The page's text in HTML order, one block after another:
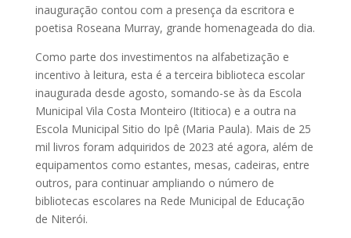
inauguração contou com a presença da escritora e
poetisa Roseana Murray, grande homenageada do dia.
Como parte dos investimentos na alfabetização e
incentivo à leitura, esta é a terceira biblioteca escolar
inaugurada desde agosto, somando-se às da Escola
Municipal Vila Costa Monteiro (Ititioca) e a outra na
Escola Municipal Sitio do Ipê (Maria Paula). Mais de 25
mil livros foram adquiridos de 2023 até agora, além de
equipamentos como estantes, mesas, cadeiras, entre
outros, para continuar ampliando o número de
bibliotecas escolares na Rede Municipal de Educação
de Niterói.